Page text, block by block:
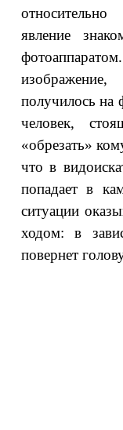
явление
получилось на
человек,
«обрезать»
что в
попадает в
ситуации
ходом: в
повернет